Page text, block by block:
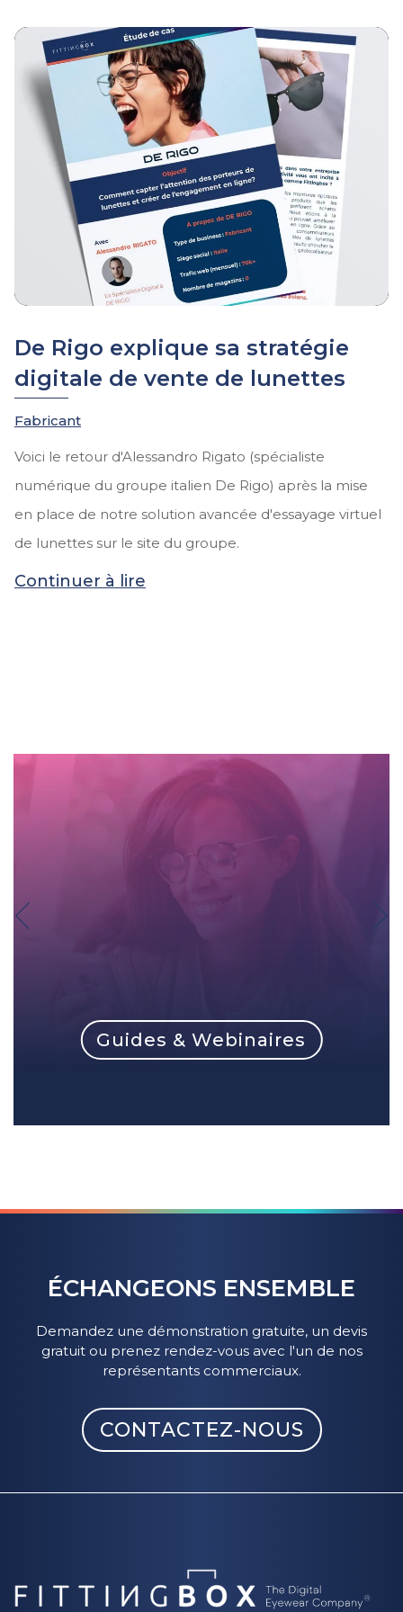
De Rigo explique sa stratégie
digitale de vente de lunettes
Fabricant
Voici le retour d'Alessandro Rigato (spécialiste
numérique du groupe italien De Rigo) après la mise
en place de notre solution avancée d'essayage virtuel
de lunettes sur le site du groupe.
Continuer à lire
Guides & Webinaires
ÉCHANGEONS ENSEMBLE
Demandez une démonstration gratuite, un devis
gratuit ou prenez rendez-vous avec l'un de nos
représentants commerciaux.
CONTACTEZ-NOUS